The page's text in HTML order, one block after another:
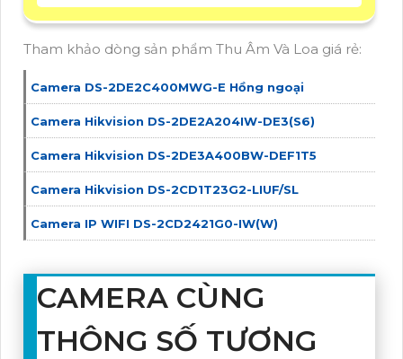
Tham khảo dòng sản phẩm Thu Âm Và Loa giá rẻ:
Camera DS-2DE2C400MWG-E Hồng ngoại
Camera Hikvision DS-2DE2A204IW-DE3(S6)
Camera Hikvision DS-2DE3A400BW-DEF1T5
Camera Hikvision DS-2CD1T23G2-LIUF/SL
Camera IP WIFI DS-2CD2421G0-IW(W)
CAMERA CÙNG
THÔNG SỐ TƯƠNG